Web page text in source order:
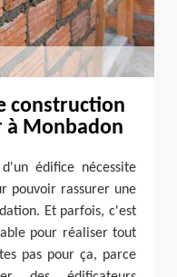
construction
à Monbadon
édifice nécessite
pouvoir rassurer une
Et parfois, c'est
pour réaliser tout
pas pour ça, parce